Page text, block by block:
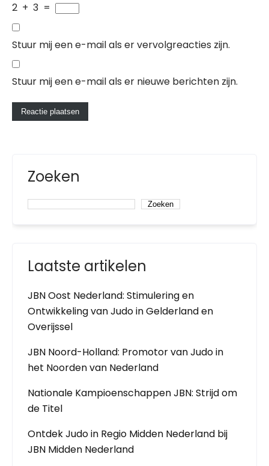
2 + 3 =
Stuur mij een e-mail als er vervolgreacties zijn.
Stuur mij een e-mail als er nieuwe berichten zijn.
Zoeken
Zoeken
Laatste artikelen
JBN Oost Nederland: Stimulering en
Ontwikkeling van Judo in Gelderland en
Overijssel
JBN Noord-Holland: Promotor van Judo in
het Noorden van Nederland
Nationale Kampioenschappen JBN: Strijd om
de Titel
Ontdek Judo in Regio Midden Nederland bij
JBN Midden Nederland